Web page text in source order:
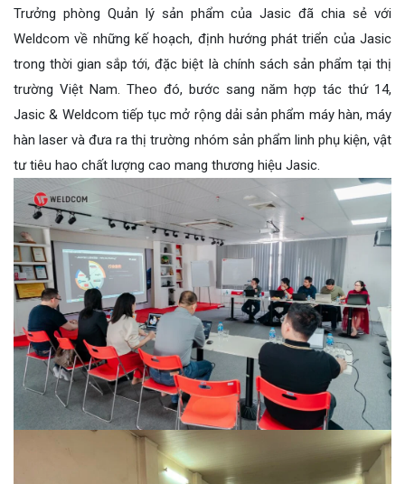
Trưởng phòng Quản lý sản phẩm của Jasic đã chia sẻ với
Weldcom về những kế hoạch, định hướng phát triển của Jasic
trong thời gian sắp tới, đặc biệt là chính sách sản phẩm tại thị
trường Việt Nam. Theo đó, bước sang năm hợp tác thứ 14,
Jasic & Weldcom tiếp tục mở rộng dải sản phẩm máy hàn, máy
hàn laser và đưa ra thị trường nhóm sản phẩm linh phụ kiện, vật
tư tiêu hao chất lượng cao mang thương hiệu Jasic.